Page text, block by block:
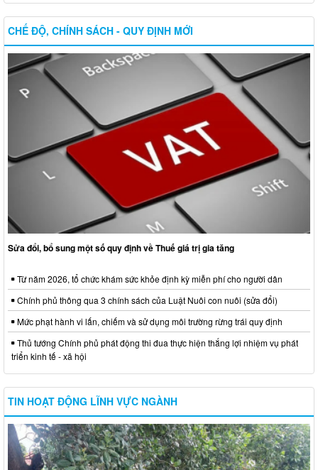
CHẾ ĐỘ, CHÍNH SÁCH - QUY ĐỊNH MỚI
Sửa đổi, bổ sung một số quy định về Thuế giá trị gia tăng
Từ năm 2026, tổ chức khám sức khỏe định kỳ miễn phí cho người dân
Chính phủ thông qua 3 chính sách của Luật Nuôi con nuôi (sửa đổi)
Mức phạt hành vi lấn, chiếm và sử dụng môi trường rừng trái quy định
Thủ tướng Chính phủ phát động thi đua thực hiện thắng lợi nhiệm vụ phát
triển kinh tế - xã hội
TIN HOẠT ĐỘNG LĨNH VỰC NGÀNH